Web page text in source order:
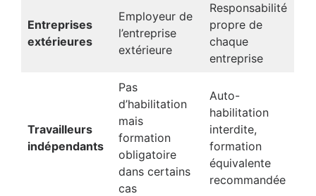
Entreprises
extérieures
Employeur de
l’entreprise
extérieure
Responsabilité
propre de
chaque
entreprise
Travailleurs
indépendants
Pas
d’habilitation
mais
formation
obligatoire
dans certains
cas
Auto-
habilitation
interdite,
formation
équivalente
recommandée